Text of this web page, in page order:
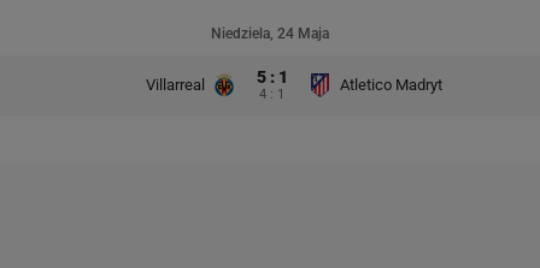
Niedziela, 24 Maja
Villarreal 5 : 1
4 : 1
Atletico Madryt